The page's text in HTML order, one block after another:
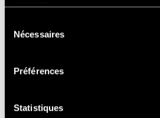
Nécessaires
Préférences
Statistiques